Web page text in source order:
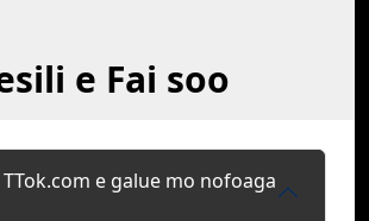
e Fai soo
TTok.com e galue mo nofoaga